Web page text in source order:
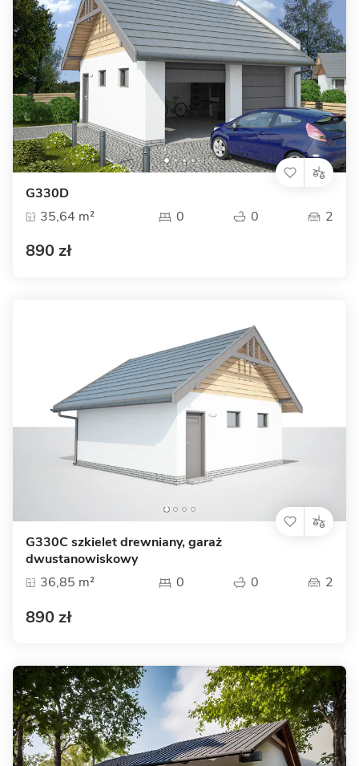
G330D
35,64 m²
0 0 2
890 zł
G330C szkielet drewniany, garaż
dwustanowiskowy
36,85 m²
0 0 2
890 zł